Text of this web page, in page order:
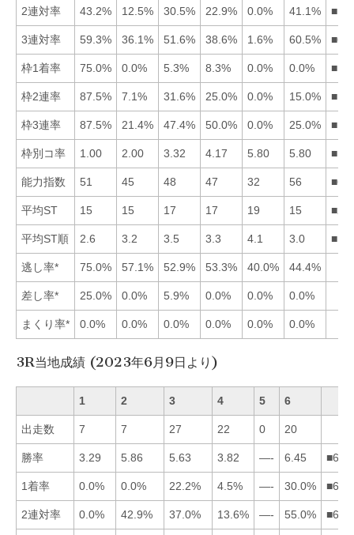
2連対率 43.2% 12.5% 30.5% 22.9% 0.0% 41.1%
3連対率 59.3% 36.1% 51.6% 38.6% 1.6% 60.5%
枠1着率 75.0% 0.0% 5.3% 8.3% 0.0% 0.0%
枠2連率 87.5% 7.1% 31.6% 25.0% 0.0% 15.0%
枠3連率 87.5% 21.4% 47.4% 50.0% 0.0% 25.0%
枠別コ率 1.00 2.00 3.32 4.17 5.80 5.80
能力指数 51 45 48 47 32 56
平均ST 15 15 17 17 19 15
平均ST順 2.6 3.2 3.5 3.3 4.1 3.0
逃し率* 75.0% 57.1% 52.9% 53.3% 40.0% 44.4%
差し率* 25.0% 0.0% 5.9% 0.0% 0.0% 0.0%
まくり率* 0.0% 0.0% 0.0% 0.0% 0.0% 0.0%
3R当地成績 (2023年6月9日より)
1 2 3 4 5 6
出走数 7 7 27 22 0 20
勝率 3.29 5.86 5.63 3.82 —- 6.45
1着率 0.0% 0.0% 22.2% 4.5% —- 30.0%
2連対率 0.0% 42.9% 37.0% 13.6% —- 55.0%